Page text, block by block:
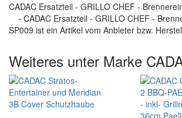
CADAC Ersatzteil - GRILLO CHEF -
- CADAC Ersatzteil - GRILLO CHEF -
SP009 ist ein Artikel vom Anbieter bzw.
Weiteres unter Marke